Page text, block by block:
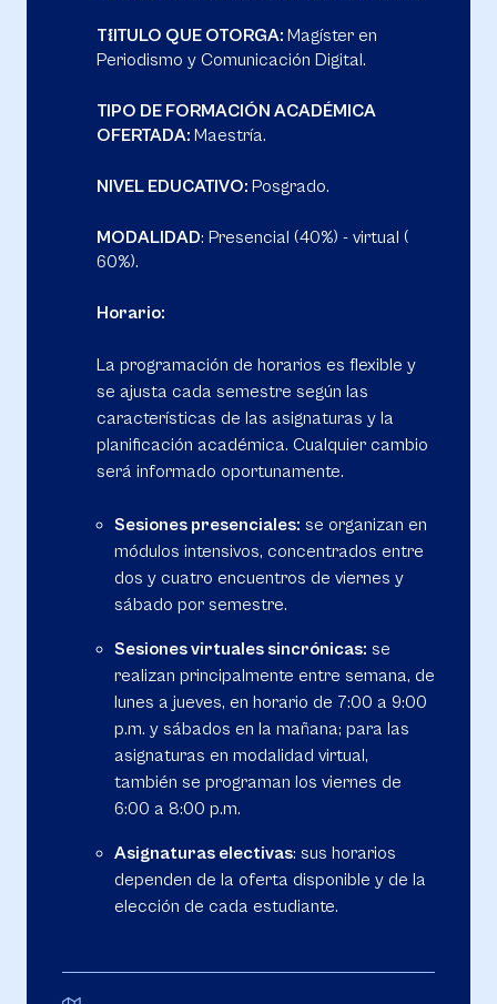
T{ITULO QUE OTORGA: Magíster en
Periodismo y Comunicación Digital.
TIPO DE FORMACIÓN ACADÉMICA
OFERTADA: Maestría.
NIVEL EDUCATIVO: Posgrado.
MODALIDAD: Presencial (40%) - virtual (
60%).
Horario:
La programación de horarios es flexible y
se ajusta cada semestre según las
características de las asignaturas y la
planificación académica. Cualquier cambio
será informado oportunamente.
Sesiones presenciales: se organizan en
módulos intensivos, concentrados entre
dos y cuatro encuentros de viernes y
sábado por semestre.
Sesiones virtuales sincrónicas: se
realizan principalmente entre semana, de
lunes a jueves, en horario de 7:00 a 9:00
p.m. y sábados en la mañana; para las
asignaturas en modalidad virtual,
también se programan los viernes de
6:00 a 8:00 p.m.
Asignaturas electivas: sus horarios
dependen de la oferta disponible y de la
elección de cada estudiante.